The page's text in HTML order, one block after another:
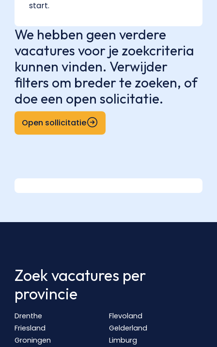
start.
We hebben geen verdere
vacatures voor je zoekcriteria
kunnen vinden. Verwijder
filters om breder te zoeken, of
doe een open solicitatie.
Open sollicitatie
Zoek vacatures per
provincie
Drenthe
Flevoland
Friesland
Gelderland
Groningen
Limburg